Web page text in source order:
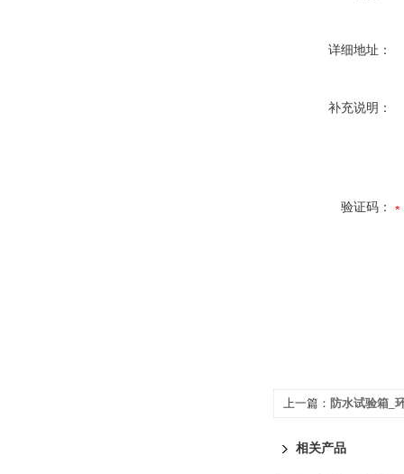
详细地址：
补充说明：
验证码：
上一篇： 防水试验箱_
相关产品